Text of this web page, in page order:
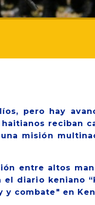
pero hay
reciban
misión
entre altos
diario keniano
combate" en